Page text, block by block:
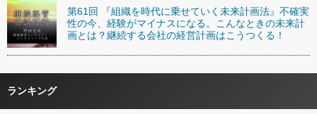
第61回 『組織を時代に乗せていく未来計画法』不確実
性の今、経験がマイナスになる。こんなときの未来計
画とは？継続する会社の経営計画はこうつくる！
ランキング